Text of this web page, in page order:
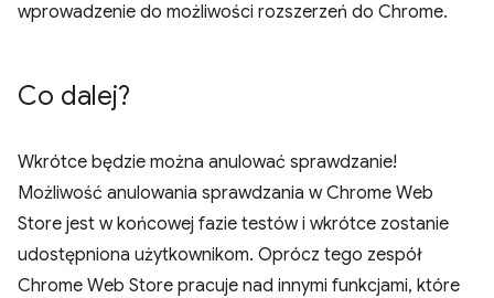
wprowadzenie do możliwości rozszerzeń do Chrome.
Co dalej?
Wkrótce będzie można anulować sprawdzanie!
Możliwość anulowania sprawdzania w Chrome Web
Store jest w końcowej fazie testów i wkrótce zostanie
udostępniona użytkownikom. Oprócz tego zespół
Chrome Web Store pracuje nad innymi funkcjami, które